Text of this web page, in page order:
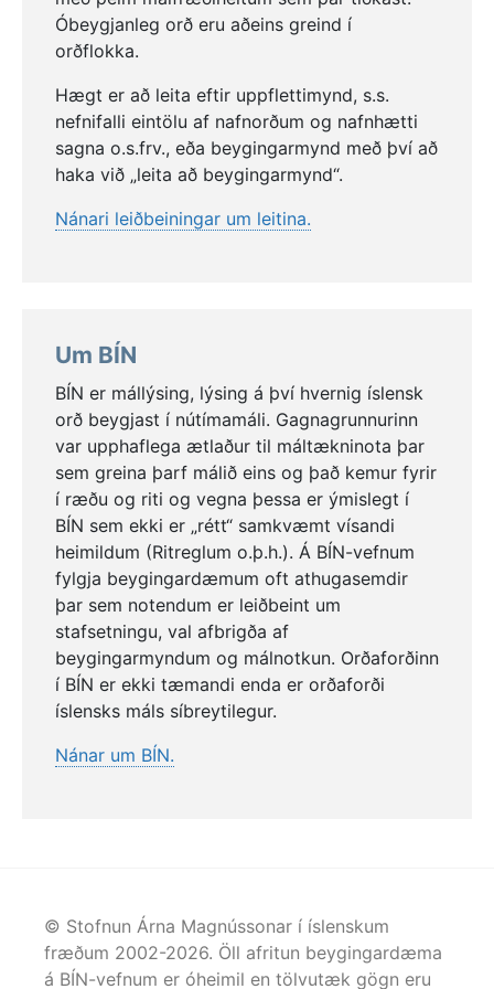
Eiður fetaði þar í fótsporföðurs(ef.)
Vinna konu hans, sona og
þessara orða er óvenjuleg og engin önnur
nafnorð hafa sömu beygingu, auk þess sem
þetta eru bæði karlkyns- og kvenkynsorð. Því
kemur þessi breytileiki e.t.v. ekki á óvart en í
Málfarsbanka Stofnunar Árna Magnússonar í
íslenskum fræðumer ekki mælt með þessum
Óbeygjanleg orð eru aðeins greind í
orðflokka.
Hægt er að leita eftir uppflettimynd, s.s.
nefnifalli eintölu af nafnorðum og nafnhætti
sagna o.s.frv., eða beygingarmynd með því að
haka við „leita að beygingarmynd“.
Nánari leiðbeiningar um leitina.
Um BÍN
BÍN er mállýsing, lýsing á því hvernig íslensk
orð beygjast í nútímamáli. Gagnagrunnurinn
var upphaflega ætlaður til máltækninota þar
sem greina þarf málið eins og það kemur fyrir
í ræðu og riti og vegna þessa er ýmislegt í
BÍN sem ekki er „rétt“ samkvæmt vísandi
heimildum (Ritreglum o.þ.h.). Á BÍN-vefnum
fylgja beygingardæmum oft athugasemdir
þar sem notendum er leiðbeint um
stafsetningu, val afbrigða af
beygingarmyndum og málnotkun. Orðaforðinn
í BÍN er ekki tæmandi enda er orðaforði
íslensks máls síbreytilegur.
Nánar um BÍN.
© Stofnun Árna Magnússonar í íslenskum
fræðum 2002-2026. Öll afritun beygingardæma
á BÍN-vefnum er óheimil en tölvutæk gögn eru